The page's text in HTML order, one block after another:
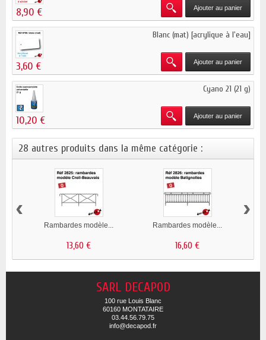
8,90 € Ajouter au panier
Blanc (mat) [acrylique à l'eau]
3,60 € Ajouter au panier
Cyano 21 (21 g)
10,20 € Ajouter au panier
28 autres produits dans la même catégorie :
Rambardes modèle...
13,60 €
Rambardes modèle...
16,60 €
‹ ›
SARL DECAPOD
100 rue Louis Blanc
60160 MONTATAIRE
03.44.56.79.75
info@decapod.fr